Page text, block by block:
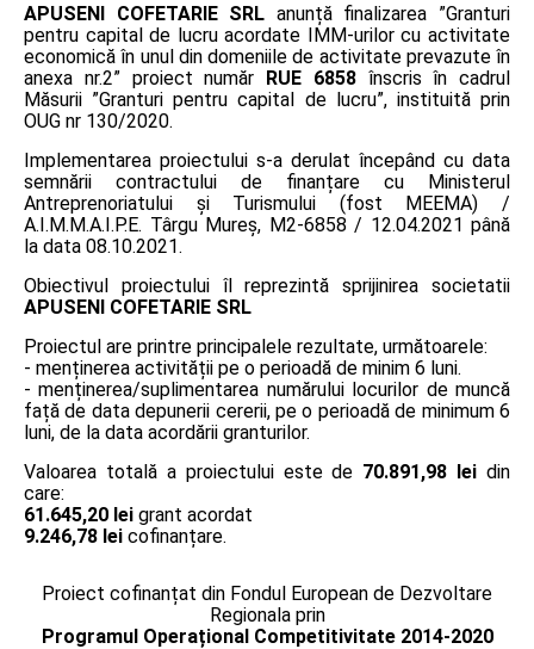
APUSENI COFETARIE SRL anunță finalizarea ”Granturi
pentru capital de lucru acordate IMM-urilor cu activitate
economică în unul din domeniile de activitate prevazute în
anexa nr.2” proiect număr RUE 6858înscris în cadrul
Măsurii ”Granturi pentru capital de lucru”, instituită prin
OUG nr 130/2020.
Implementarea proiectului s-a derulat începând cu data
semnării contractului de finanțare cu Ministerul
Antreprenoriatului și Turismului (fost MEEMA) /
A.I.M.M.A.I.P.E. Târgu Mureş, M2-6858 / 12.04.2021 până
la data 08.10.2021.
Obiectivul proiectului îl reprezintă sprijinirea societatii
APUSENI COFETARIE SRL
Proiectul are printre principalele rezultate, următoarele:
- menținerea activității pe o perioadă de minim 6 luni.
- menținerea/suplimentarea numărului locurilor de muncă
față de data depunerii cererii, pe o perioadă de minimum 6
luni, de la data acordării granturilor.
Valoarea totală a proiectului este de 70.891,98 lei din
care:
61.645,20 lei grant acordat
9.246,78 lei cofinanțare.
Proiect cofinanțat din Fondul European de Dezvoltare
Regionala prin
Programul Operațional Competitivitate 2014-2020